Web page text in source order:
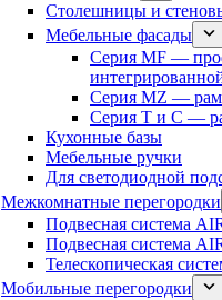
Столешницы и
Мебельные фасады
Серия MF —
Серия MZ —
Серия T и C —
Кухонные базы
Мебельные ручки
Для светодиодной
Межкомнатные перегородки
Подвесная система
Подвесная система
Телескопическая
Мобильные перегородки